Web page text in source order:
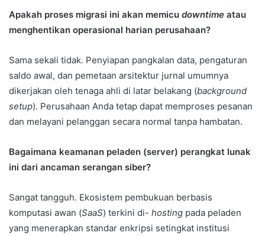
Apakah proses migrasi ini akan memicu downtime atau
menghentikan operasional harian perusahaan?
Sama sekali tidak. Penyiapan pangkalan data, pengaturan
saldo awal, dan pemetaan arsitektur jurnal umumnya
dikerjakan oleh tenaga ahli di latar belakang (background
setup). Perusahaan Anda tetap dapat memproses pesanan
dan melayani pelanggan secara normal tanpa hambatan.
Bagaimana keamanan peladen (server) perangkat lunak
ini dari ancaman serangan siber?
Sangat tangguh. Ekosistem pembukuan berbasis
komputasi awan (SaaS) terkini di- hosting pada peladen
yang menerapkan standar enkripsi setingkat institusi